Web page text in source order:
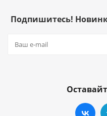
Подпишитесь!